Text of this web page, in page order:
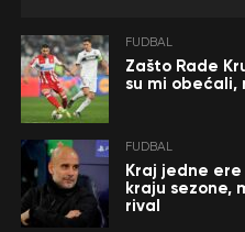
FUDBAL
Zašto Rade
su mi obećali,
FUDBAL
Kraj jedne
kraju sezone,
rival